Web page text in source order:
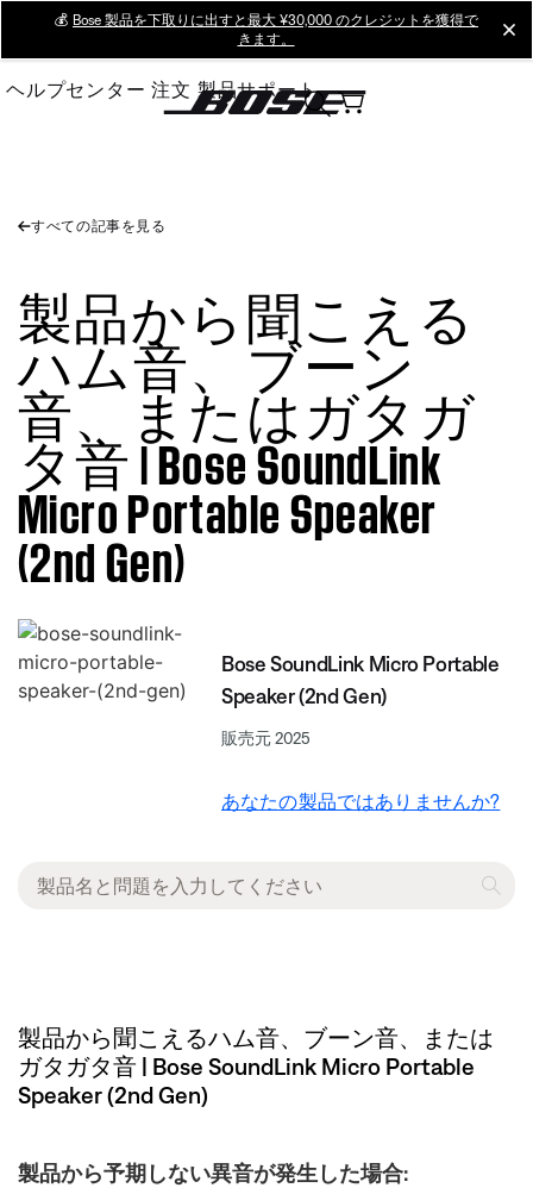
Main
💰 Bose 製品を下取りに出すと最大 ¥30,000 のクレジットを獲得で
きます。
ヘルプセンター 注文 製品サポート
すべての記事を見る
製品から聞こえる
ハム音、ブーン
音、またはガタガ
タ音 | Bose SoundLink
Micro Portable Speaker
(2nd Gen)
Bose SoundLink Micro Portable
Speaker (2nd Gen)
販売元 2025
あなたの製品ではありませんか?
製品から聞こえるハム音、ブーン音、または
ガタガタ音 | Bose SoundLink Micro Portable
Speaker (2nd Gen)
製品から予期しない異音が発生した場合: